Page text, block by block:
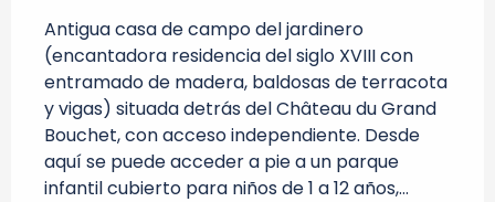
Antigua casa de campo del jardinero
(encantadora residencia del siglo XVIII con
entramado de madera, baldosas de terracota
y vigas) situada detrás del Château du Grand
Bouchet, con acceso independiente. Desde
aquí se puede acceder a pie a un parque
infantil cubierto para niños de 1 a 12 años,...